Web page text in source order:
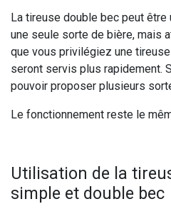
La tireuse double bec peut
une seule sorte de bière, mais
que vous privilégiez une
seront servis plus rapidement.
pouvoir proposer plusieurs
Le fonctionnement reste le
Utilisation de la
simple et double bec